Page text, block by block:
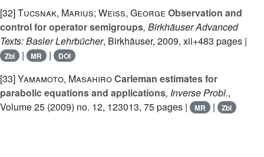
[32]Tucsnak, Marius; Weiss, George Observation and
control for operator semigroups, Birkhäuser Advanced
Texts: Basler Lehrbücher, Birkhäuser, 2009, xii+483 pages |
Zbl | MR | DOI
[33]Yamamoto, MasahiroCarleman estimates for
parabolic equations and applications, Inverse Probl.,
Volume 25 (2009) no. 12, 123013, 75 pages | MR | Zbl